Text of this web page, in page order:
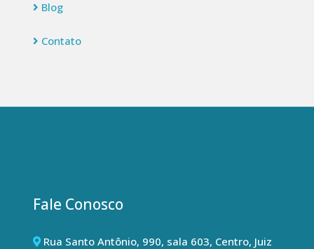
Blog
Contato
Fale Conosco
Rua Santo Antônio, 990, sala 603, Centro, Juiz